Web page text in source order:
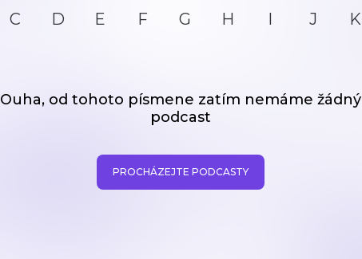
C D E F G H I J K
Ouha, od tohoto písmene zatím nemáme žádný
podcast
PROCHÁZEJTE PODCASTY